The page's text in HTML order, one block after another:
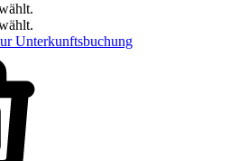
Unterkunftsbuchung